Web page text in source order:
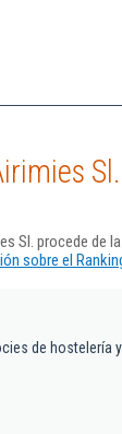
Sl.
Sl. procede de
sobre el
de hostelería